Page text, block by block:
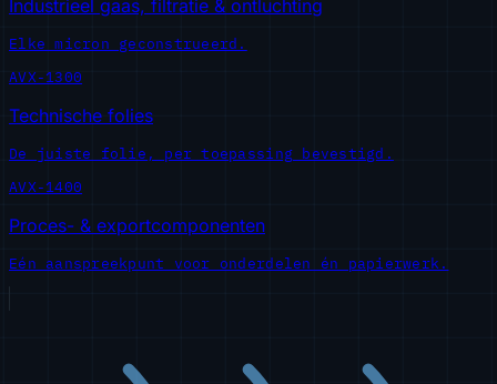
Industrieel gaas, filtratie & ontluchting
Elke micron geconstrueerd.
AVX-1300
Technische folies
De juiste folie, per toepassing bevestigd.
AVX-1400
Proces- & exportcomponenten
Eén aanspreekpunt voor onderdelen én papierwerk.